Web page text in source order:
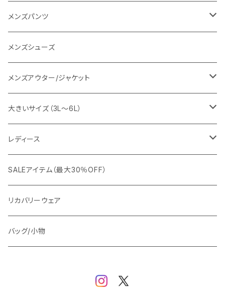
SY32 by SWEET YEARS
URBAN SQUARE
EDWIN
snow peak
G-stage
TETEHOMME
TAION
カジュアルセットアップ
スラックス
ワイシャツ
シューズ
フォーマル
Tシャツ/ポロシャツ
Tシャツ/カットソー
シャツ/ポロシャツ
パーカー/スウェット
ニット
メンズパンツ
デニムパンツ
イージーパンツ
スラックス
メンズシューズ
メンズアウター/ジャケット
ジャケット
カジュアルジャケット
ビジネスジャケット
ブルゾン
コート
マウンテンパーカー/アウトドア
ダウン / 中綿アウター
大きいサイズ（3L～6L）
ビジネス
セットアップ
ワイシャツ
カジュアル
ニット/Tシャツ/カットソー
スウェット/パーカー
アウター
レディース
アウター
トップス（ブラウス/カットソー）
ジャケット
SALEアイテム（最大30％OFF）
リカバリーウェア
バッグ/小物